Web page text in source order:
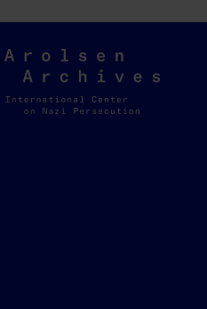
Arolsen
Archives